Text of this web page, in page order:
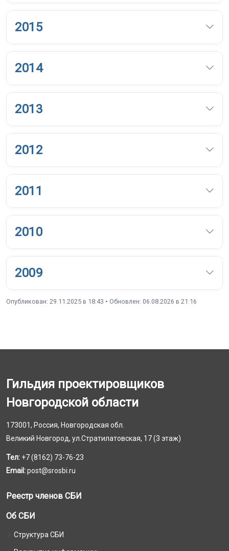
2015
2014
2013
2012
2011
2010
2009
Опубликован: 29.11.2025 в 18:43 • Обновлен: 06.08.2026 в 21:16
Гильдия проектировщиков
Новгородской области
173001, Россия, Новгородская обл.
Великий Новгород, ул.Стратилатовская, 17 (3 этаж)
Тел: +7 (8162) 73-76-23
Email:post@srosbi.ru
Реестр членов СБИ
Об СБИ
Структура СБИ